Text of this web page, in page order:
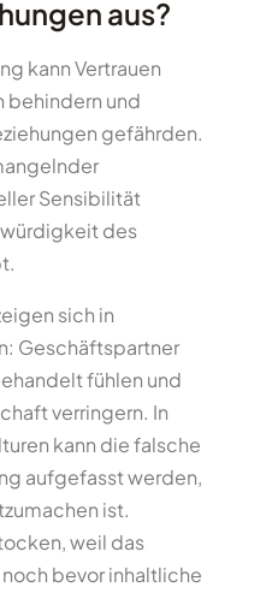
aus?
kann Vertrauen
behindern und
gefährden.
Sensibilität
des
sich in
Geschäftspartner
fühlen und
verringern. In
kann die falsche
aufgefasst werden,
ist.
weil das
bevor inhaltliche